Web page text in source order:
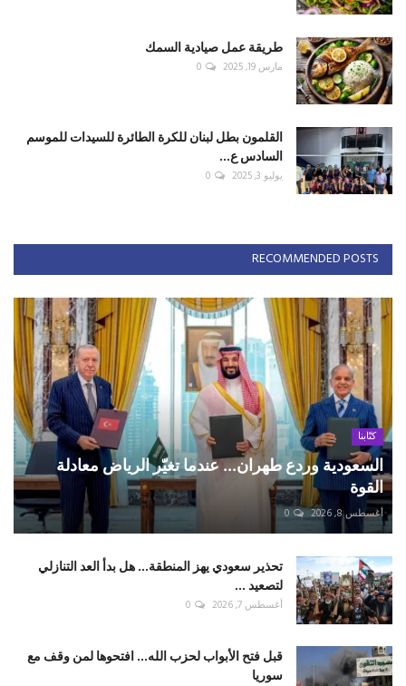
طريقة عمل صيادية السمك
مارس 19, 2025 0
القلمون بطل لبنان للكرة الطائرة للسيدات للموسم
السادس ع...
يوليو 3, 2025 0
RECOMMENDED POSTS
كتّابنا
السعودية وردع طهران... عندما تغيّر الرياض معادلة
القوة
أغسطس 8, 2026 0
تحذير سعودي يهز المنطقة... هل بدأ العد التنازلي
لتصعيد ...
أغسطس 7, 2026 0
قبل فتح الأبواب لحزب الله... افتحوها لمن وقف مع
سوريا